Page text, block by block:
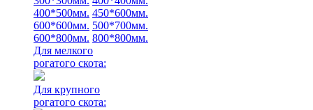
400*500мм. 450*600мм.
600*600мм. 500*700мм.
600*800мм. 800*800мм.
Для мелкого
рогатого скота:
Для крупного
рогатого скота: